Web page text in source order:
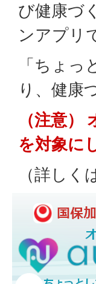
び健康づ
ンアプリ
「ちょ
り、健康
（注意
を対象に
（詳し